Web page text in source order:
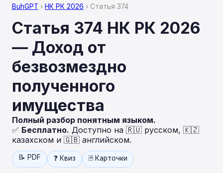
BuhGPT › НК РК 2026 › Статья 374
Статья 374 НК РК 2026
— Доход от
безвозмездно
полученного
имущества
Полный разбор понятным языком.
✅ Бесплатно. Доступно на 🇷🇺 русском, 🇰🇿
казахском и 🇬🇧 английском.
📝 PDF ❓ Квиз 🃏 Карточки